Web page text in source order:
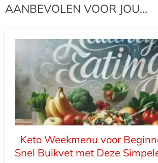
AANBEVOLEN VOOR JOU...
Keto Weekmenu voor
Snel Buikvet met Deze